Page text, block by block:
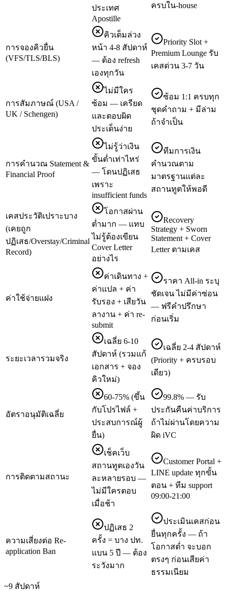
ประเทศ
Apostille
ครบใน-house
การจองคิวยื่น
(VFS/TLS/BLS)
คิวเต็มล่วง
หน้า 4-8 สัปดาห์
— ต้อง refresh
เองทุกวัน
Priority Slot +
Premium Lounge รับ
เคสด่วน 3-7 วัน
การสัมภาษณ์ (USA /
UK / Schengen)
ไม่มีใคร
ซ้อม — เครียด
และตอบผิด
ประเด็นง่าย
ซ้อม 1:1 ครบทุก
ชุดคำถาม + มีล่าม
ถ้าจำเป็น
การคำนวณ Statement &
Financial Proof
ไม่รู้ว่าเงิน
ขั้นต่ำเท่าไหร่
— โดนปฏิเสธ
เพราะ
insufficient funds
ทีมการเงิน
คำนวณตาม
มาตรฐานแต่ละ
สถานทูตให้พอดี
เคสประวัติเปราะบาง
(เคยถูก
ปฏิเสธ/Overstay/Criminal
Record)
โอกาสผ่าน
ต่ำมาก — แทบ
ไม่รู้ต้องเขียน
Cover Letter
อย่างไร
Recovery
Strategy + Sworn
Statement + Cover
Letter ตามเคส
ค่าใช้จ่ายแฝง
ค่าเดินทาง +
ค่าแปล + ค่า
รับรอง + เสียวัน
ลางาน + ค่า re-
submit
ราคา All-in ระบุ
ชัดเจน ไม่มีค่าซ่อน
— ฟรีคำปรึกษา
ก่อนเริ่ม
ระยะเวลารวมจริง
เฉลี่ย 6-10
สัปดาห์ (รวมแก้
เอกสาร + จอง
คิวใหม่)
เฉลี่ย 2-4 สัปดาห์
(Priority + ครบรอบ
เดียว)
อัตราอนุมัติเฉลี่ย
60-75% (ขึ้น
กับโปรไฟล์ +
ประสบการณ์ผู้
ยื่น)
99.8% — รับ
ประกันคืนค่าบริการ
ถ้าไม่ผ่านโดยความ
ผิด iVC
การติดตามสถานะ
เช็คเว็บ
สถานทูตเองวัน
ละหลายรอบ —
ไม่มีใครตอบ
เมื่อช้า
Customer Portal +
LINE update ทุกขั้น
ตอน + ทีม support
09:00-21:00
ความเสี่ยงต่อ Re-
application Ban
ปฏิเสธ 2
ครั้ง = บาง ปท.
แบน 5 ปี — ต้อง
ระวังมาก
ประเมินเคสก่อน
ยื่นทุกครั้ง — ถ้า
โอกาสต่ำ จะบอก
ตรงๆ ก่อนเสียค่า
ธรรมเนียม
~9 สัปดาห์